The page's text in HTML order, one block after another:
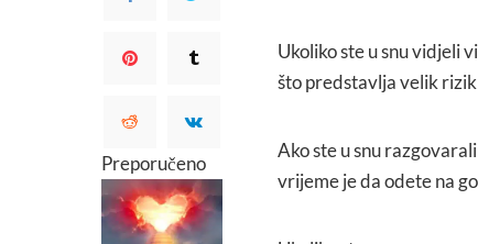
Preporučeno
Ukoliko ste u snu vidjeli
što predstavlja velik rizik
Ako ste u snu
vrijeme je da odete na